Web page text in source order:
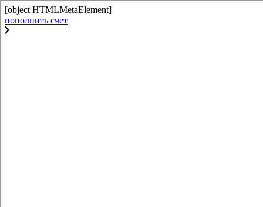
[object HTMLMetaElement]
пополнить счет